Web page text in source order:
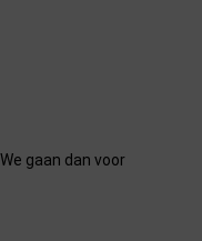
gaan dan voor